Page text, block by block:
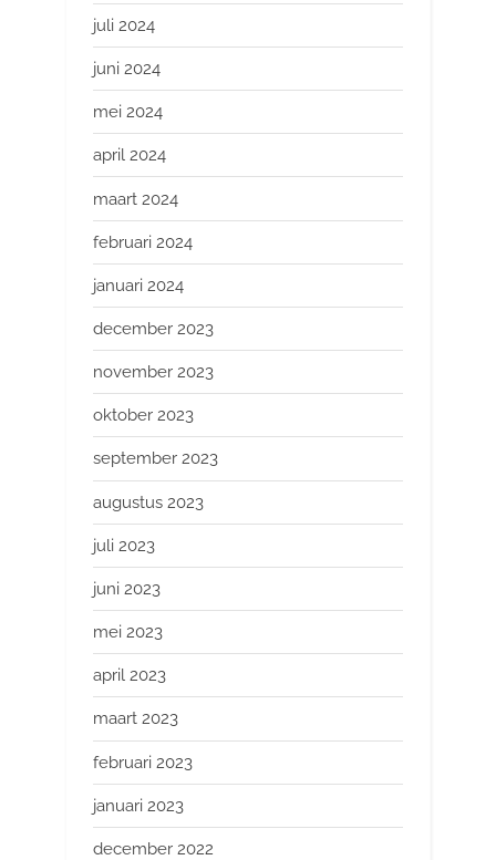
juli 2024
juni 2024
mei 2024
april 2024
maart 2024
februari 2024
januari 2024
december 2023
november 2023
oktober 2023
september 2023
augustus 2023
juli 2023
juni 2023
mei 2023
april 2023
maart 2023
februari 2023
januari 2023
december 2022